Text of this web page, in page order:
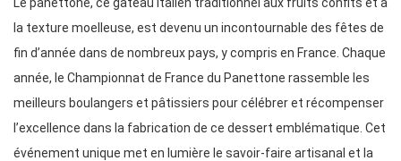
la texture moelleuse, est devenu un incontournable des fêtes de
fin d’année dans de nombreux pays, y compris en France. Chaque
année, le Championnat de France du Panettone rassemble les
meilleurs boulangers et pâtissiers pour célébrer et récompenser
l’excellence dans la fabrication de ce dessert emblématique. Cet
événement unique met en lumière le savoir-faire artisanal et la